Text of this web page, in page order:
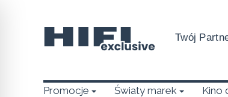
Twój
Promocje Światy marek Kino